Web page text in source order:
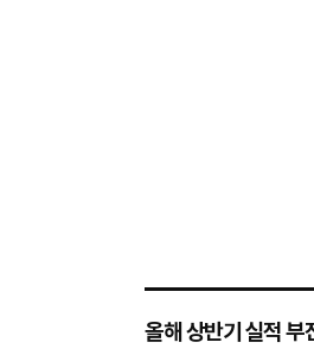
올해 상반기 실적 부